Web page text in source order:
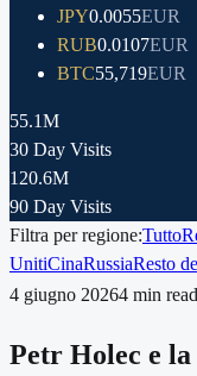
JPY0.0055EUR
RUB0.0107EUR
BTC55,719EUR
55.1M
30 Day Visits
120.6M
90 Day Visits
Filtra per regione:Tutto
UnitiCinaRussiaResto
4 giugno 20264 min read
Petr Holec e la